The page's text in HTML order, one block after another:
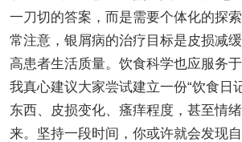
一刀切的答案，而是需要个体化的探
常注意，银屑病的治疗目标是皮损减
高患者生活质量。饮食科学也应服务于
我真心建议大家尝试建立一份“饮食日
东西、皮损变化、瘙痒程度，甚至情
来。坚持一段时间，你或许就会发现